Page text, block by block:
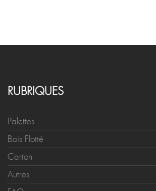
RUBRIQUES
Palettes
Bois Flotté
Carton
Autres